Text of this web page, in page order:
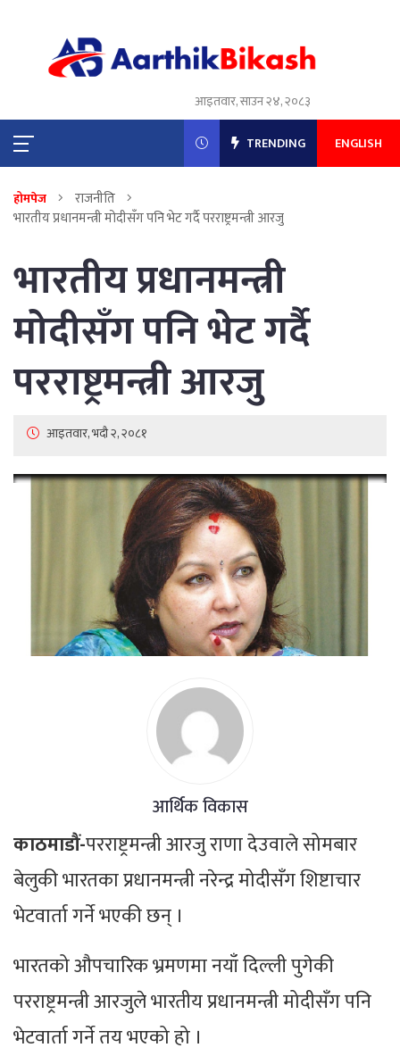
आइतवार, साउन २४, २०८३
TRENDING ENGLISH
होमपेज
राजनीति
भारतीय प्रधानमन्त्री मोदीसँग पनि भेट गर्दै परराष्ट्रमन्त्री आरजु
भारतीय प्रधानमन्त्री
मोदीसँग पनि भेट गर्दै
परराष्ट्रमन्त्री आरजु
आइतवार, भदौ २, २०८१
आर्थिक विकास
काठमाडौं-परराष्ट्रमन्त्री आरजु राणा देउवाले सोमबार
बेलुकी भारतका प्रधानमन्त्री नरेन्द्र मोदीसँग शिष्टाचार
भेटवार्ता गर्ने भएकी छन् ।
भारतको औपचारिक भ्रमणमा नयाँ दिल्ली पुगेकी
परराष्ट्रमन्त्री आरजुले भारतीय प्रधानमन्त्री मोदीसँग पनि
भेटवार्ता गर्ने तय भएको हो ।